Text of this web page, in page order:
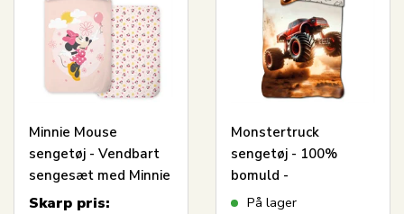
Minnie Mouse
sengetøj - Vendbart
sengesæt med Minnie
med ballon - 100%
Skarp pris:
Monstertruck
sengetøj - 100%
bomuld -
Børnesengetøj
På lager